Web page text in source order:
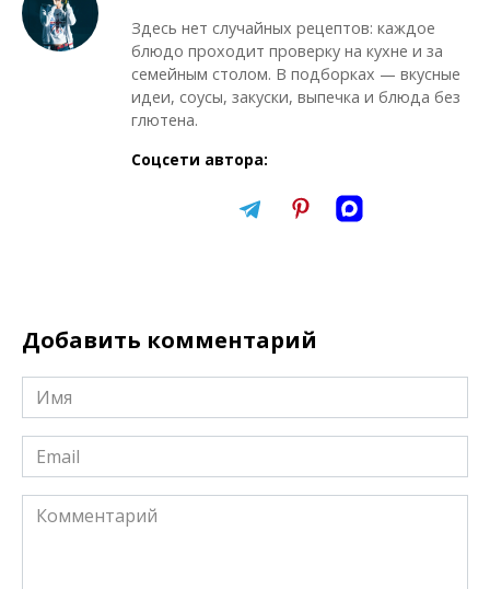
Здесь нет случайных рецептов: каждое
блюдо проходит проверку на кухне и за
семейным столом. В подборках — вкусные
идеи, соусы, закуски, выпечка и блюда без
глютена.
Соцсети автора:
Добавить комментарий
Имя
*
Email
*
Комментарий